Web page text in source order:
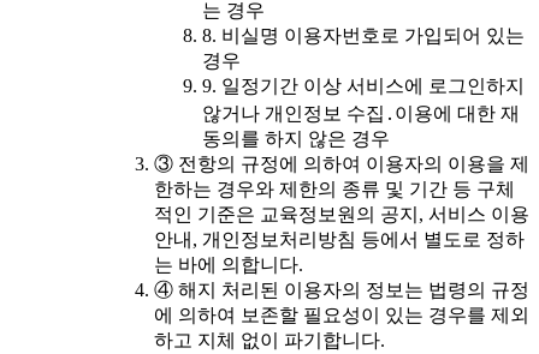
는 경우
8. 비실명 이용자번호로 가입되어 있는
경우
9. 일정기간 이상 서비스에 로그인하지
않거나 개인정보 수집․이용에 대한 재
동의를 하지 않은 경우
③ 전항의 규정에 의하여 이용자의 이용을 제
한하는 경우와 제한의 종류 및 기간 등 구체
적인 기준은 교육정보원의 공지, 서비스 이용
안내, 개인정보처리방침 등에서 별도로 정하
는 바에 의합니다.
④ 해지 처리된 이용자의 정보는 법령의 규정
에 의하여 보존할 필요성이 있는 경우를 제외
하고 지체 없이 파기합니다.